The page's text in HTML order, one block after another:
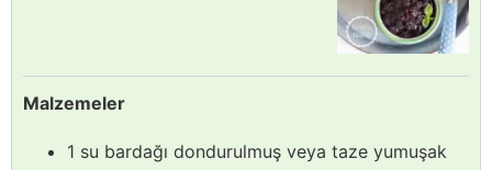
Malzemeler
1 su bardağı dondurulmuş veya taze yumuşak